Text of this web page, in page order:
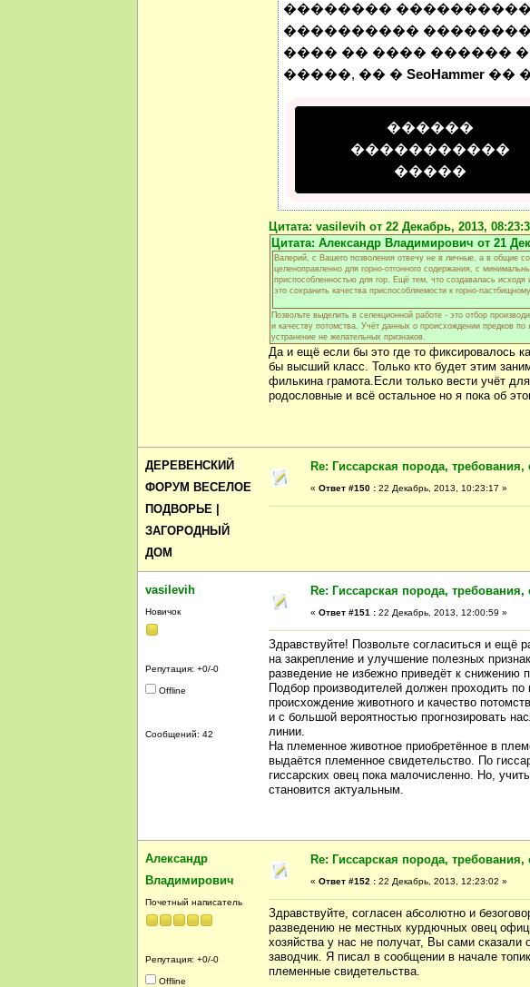
��������
����������
���� �� ���� ������
�����, �� � SeoHammer ��
������
�����������
�����
Цитата: vasilevih от 22 Декабрь, 2013,
Цитата: Александр Владимирович от 21
Валерий, с Вашего позволения отвечу не в личные, а в общие
целеноправленно для горно-отгонного содержания, с
приспособленностью для гор. Ещё тем, что создавалась
это сохранить качества приспособляемости к горно-
Позвольте выделить в селекционной работе - это отбор
и качеству потомства. Учёт данных о происхождении предков
устранение не желательных признаков.
Да и ещё если бы это где то фиксировалось
бы высший класс. Только кто будет этим
филькина грамота.Если только вести учёт
родословные и всё остальное но я пока об
ДЕРЕВЕНСКИЙ
ФОРУМ ВЕСЕЛОЕ
ПОДВОРЬЕ |
ЗАГОРОДНЫЙ
ДОМ
Re: Гиссарская порода, требования,
« Ответ #150 : 22 Декабрь, 2013, 10:23:17 »
vasilevih
Новичок
Репутация: +0/-0
Offline
Сообщений: 42
Re: Гиссарская порода, требования,
« Ответ #151 : 22 Декабрь, 2013, 12:00:59 »
Здравствуйте! Позвольте согласиться и ещё
на закрепление и улучшение полезных
разведение не избежно приведёт к снижению
Подбор производителей должен проходить
происхождение животного и качество
и с большой вероятностью прогнозировать
линии.
На племенное животное приобретённое в
выдаётся племенное свидетельство. По
гиссарских овец пока малочисленно. Но,
становится актуальным.
Александр
Владимирович
Почетный написатель
Репутация: +0/-0
Offline
Re: Гиссарская порода, требования,
« Ответ #152 : 22 Декабрь, 2013, 12:23:02 »
Здравствуйте, согласен абсолютно и
разведению не местных курдючных овец
хозяйства у нас не получат, Вы сами
заводчик. Я писал в сообщении в начале
племенные свидетельства.